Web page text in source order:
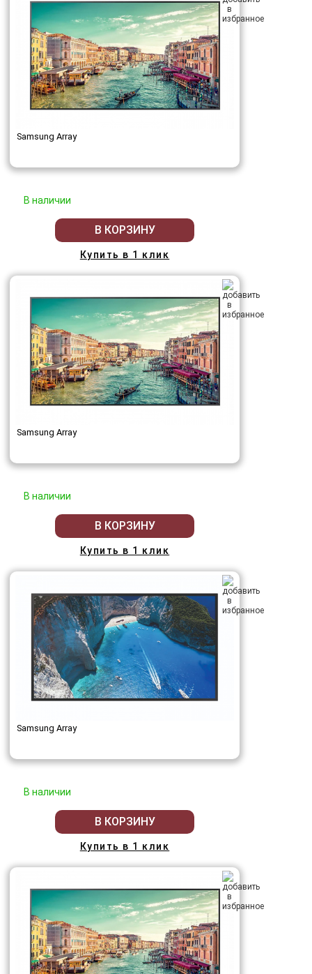
Samsung Array
В наличии
В КОРЗИНУ
Купить в 1 клик
Samsung Array
В наличии
В КОРЗИНУ
Купить в 1 клик
Samsung Array
В наличии
В КОРЗИНУ
Купить в 1 клик